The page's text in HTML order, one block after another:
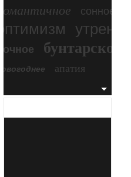
романтичное сонное
оптимизм утреннее
ночное бунтарское
новогоднее
апатия